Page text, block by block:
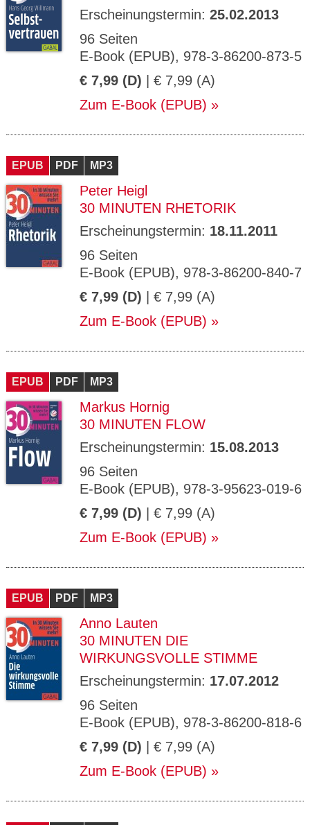
Erscheinungstermin: 25.02.2013
96 Seiten
E-Book (EPUB), 978-3-86200-873-5
€ 7,99 (D) | € 7,99 (A)
Zum E-Book (EPUB)
EPUB PDF MP3
Peter Heigl
30 MINUTEN RHETORIK
Erscheinungstermin: 18.11.2011
96 Seiten
E-Book (EPUB), 978-3-86200-840-7
€ 7,99 (D) | € 7,99 (A)
Zum E-Book (EPUB)
EPUB PDF MP3
Markus Hornig
30 MINUTEN FLOW
Erscheinungstermin: 15.08.2013
96 Seiten
E-Book (EPUB), 978-3-95623-019-6
€ 7,99 (D) | € 7,99 (A)
Zum E-Book (EPUB)
EPUB PDF MP3
Anno Lauten
30 MINUTEN DIE
WIRKUNGSVOLLE STIMME
Erscheinungstermin: 17.07.2012
96 Seiten
E-Book (EPUB), 978-3-86200-818-6
€ 7,99 (D) | € 7,99 (A)
Zum E-Book (EPUB)